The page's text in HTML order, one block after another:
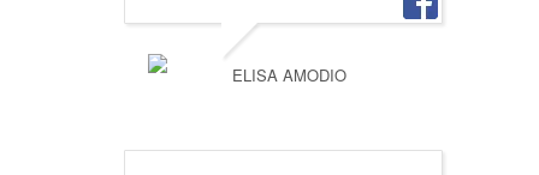
ELISA AMODIO